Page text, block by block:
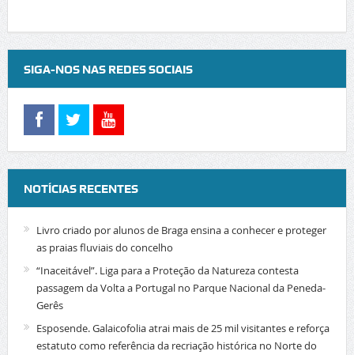
SIGA-NOS NAS REDES SOCIAIS
NOTÍCIAS RECENTES
Livro criado por alunos de Braga ensina a conhecer e proteger
as praias fluviais do concelho
“Inaceitável”. Liga para a Proteção da Natureza contesta
passagem da Volta a Portugal no Parque Nacional da Peneda-
Gerês
Esposende. Galaicofolia atrai mais de 25 mil visitantes e reforça
estatuto como referência da recriação histórica no Norte do